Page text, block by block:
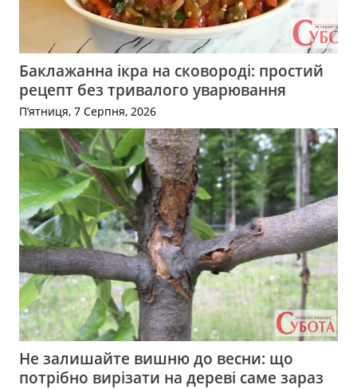
Баклажанна ікра на сковороді: простий
рецепт без тривалого уварювання
П’ятниця, 7 Серпня, 2026
Не залишайте вишню до весни: що
потрібно вирізати на дереві саме зараз